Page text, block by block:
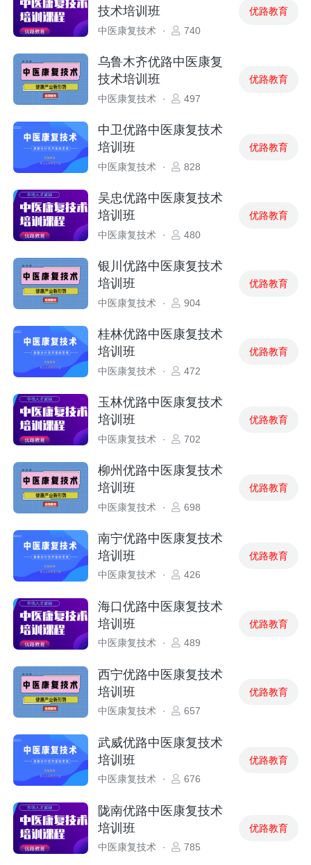
技术培训班
中医康复技术 · 740
优路教育
乌鲁木齐优路中医康复
技术培训班
中医康复技术 · 497
优路教育
中卫优路中医康复技术
培训班
中医康复技术 · 828
优路教育
吴忠优路中医康复技术
培训班
中医康复技术 · 480
优路教育
银川优路中医康复技术
培训班
中医康复技术 · 904
优路教育
桂林优路中医康复技术
培训班
中医康复技术 · 472
优路教育
玉林优路中医康复技术
培训班
中医康复技术 · 702
优路教育
柳州优路中医康复技术
培训班
中医康复技术 · 698
优路教育
南宁优路中医康复技术
培训班
中医康复技术 · 426
优路教育
海口优路中医康复技术
培训班
中医康复技术 · 489
优路教育
西宁优路中医康复技术
培训班
中医康复技术 · 657
优路教育
武威优路中医康复技术
培训班
中医康复技术 · 676
优路教育
陇南优路中医康复技术
培训班
中医康复技术 · 785
优路教育